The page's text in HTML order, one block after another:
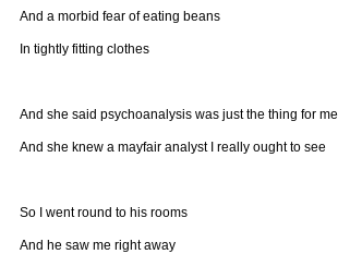
And a morbid fear of eating beans
In tightly fitting clothes
And she said psychoanalysis was just the thing for me
And she knew a mayfair analyst I really ought to see
So I went round to his rooms
And he saw me right away